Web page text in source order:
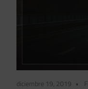
diciembre 19, 2019